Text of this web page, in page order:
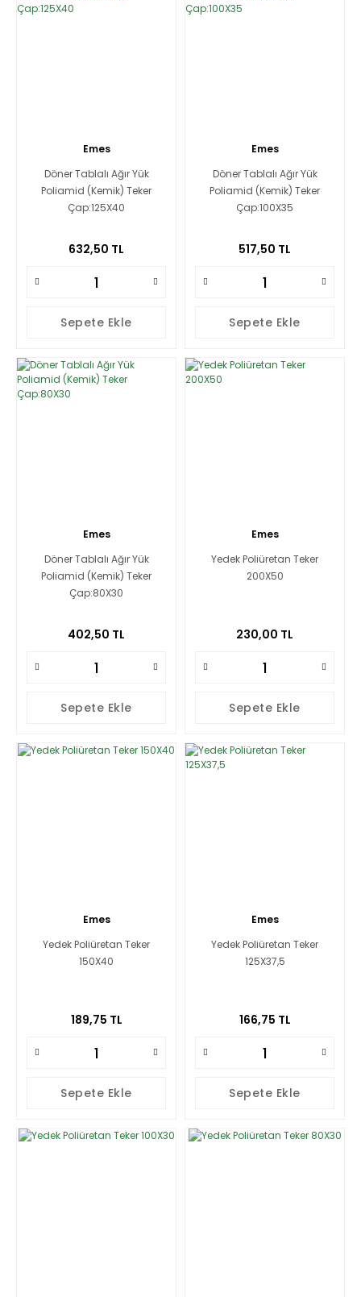
Emes
Döner Tablalı Ağır Yük
Poliamid (Kemik) Teker
Çap:125X40
632,50 TL
Sepete Ekle
Emes
Döner Tablalı Ağır Yük
Poliamid (Kemik) Teker
Çap:100X35
517,50 TL
Sepete Ekle
Emes
Döner Tablalı Ağır Yük
Poliamid (Kemik) Teker
Çap:80X30
402,50 TL
Sepete Ekle
Emes
Yedek Poliüretan Teker
200X50
230,00 TL
Sepete Ekle
Emes
Yedek Poliüretan Teker
150X40
189,75 TL
Sepete Ekle
Emes
Yedek Poliüretan Teker
125X37,5
166,75 TL
Sepete Ekle